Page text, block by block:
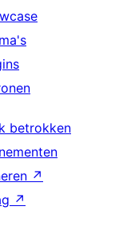
betrokken
↗
↗